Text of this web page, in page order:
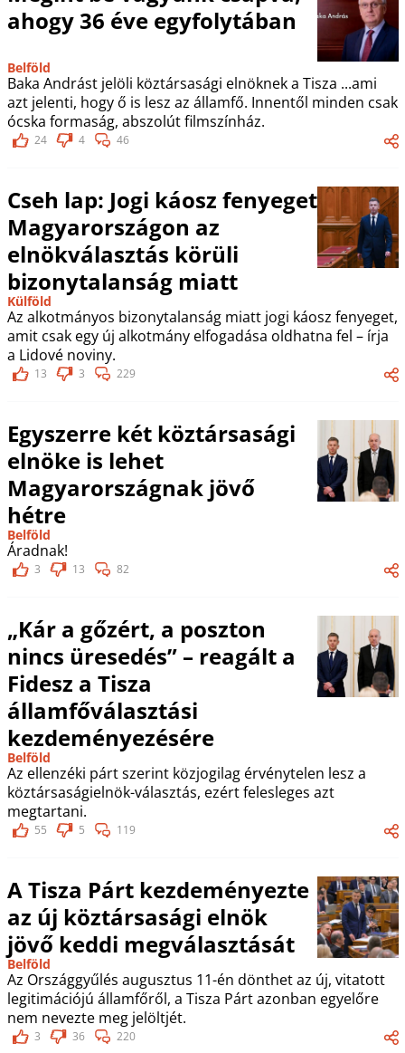
ahogy 36 éve egyfolytában
Belföld
Baka Andrást jelöli köztársasági elnöknek a Tisza ...ami
azt jelenti, hogy ő is lesz az államfő. Innentől minden csak
ócska formaság, abszolút filmszínház.
24 4 46
Cseh lap: Jogi káosz fenyeget
Magyarországon az
elnökválasztás körüli
bizonytalanság miatt
Külföld
Az alkotmányos bizonytalanság miatt jogi káosz fenyeget,
amit csak egy új alkotmány elfogadása oldhatna fel – írja
a Lidové noviny.
13 3 229
Egyszerre két köztársasági
elnöke is lehet
Magyarországnak jövő
hétre
Belföld
Áradnak!
3 13 82
„Kár a gőzért, a poszton
nincs üresedés” – reagált a
Fidesz a Tisza
államfőválasztási
kezdeményezésére
Belföld
Az ellenzéki párt szerint közjogilag érvénytelen lesz a
köztársaságielnök-választás, ezért felesleges azt
megtartani.
55 5 119
A Tisza Párt kezdeményezte
az új köztársasági elnök
jövő keddi megválasztását
Belföld
Az Országgyűlés augusztus 11-én dönthet az új, vitatott
legitimációjú államfőről, a Tisza Párt azonban egyelőre
nem nevezte meg jelöltjét.
3 36 220